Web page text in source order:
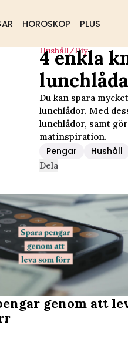
HOROSKOP PLUS
Hushåll/diy
4 enkla
Du kan spara
lunchlådor. Med
lunchlådor, samt
matinspiration.
Pengar Hushåll
Dela
genom att